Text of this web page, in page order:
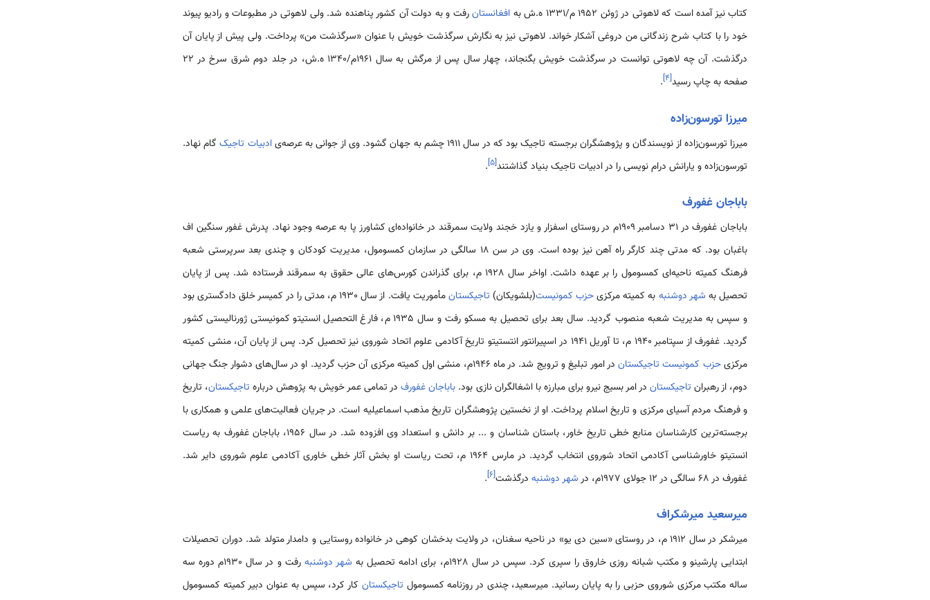
کتاب نیز آمده است که لاهوتی در ژوئن 1952 م/1331 ه.ش به
افغانستانرفت و به دولت آن کشور پناهنده شد. ولی لاهوتی در مطبوعات و رادیو پیوند
خود را با کتاب شرح زندگانی من دروغی آشکار خواند. لاهوتی نیز به نگارش سرگذشت خویش با عنوان «سرگذشت من» پرداخت. ولی پیش از پایان آن
درگذشت. آن چه لاهوتی توانست در سرگذشت خویش بگنجاند، چهار سال پس از مرگش به سال 1961م/1340 ه.ش، در جلد دوم شرق سرخ در 22
صفحه به چاپ رسید[۴]
.
میرزا تورسون‌زاده
میرزا تورسون‌زاده از نویسندگان و پژوهشگران برجسته تاجیک بود که در سال 1911 چشم به جهان گشود. وی از جوانی به عرصه‌ی ادبیات تاجیکگام نهاد.
تورسون‌زاده و یارانش درام نویسی را در ادبیات تاجیک بنیاد گذاشتند[۵]
.
باباجان غفورف
باباجان غفورف در 31 دسامبر 1909م در روستای اسفزار و یازد خجند ولایت سمرقند در خانواده‌ای کشاورز پا به عرصه وجود نهاد. پدرش غفور سنگین اف
باغبان بود. که مدتی چند کارگر راه آهن نیز بوده است. وی در سن 18 سالگی در سازمان کمسومول، مدیریت کودکان و چندی بعد سرپرستی شعبه
فرهنگ کمیته ناحیه‌ای کمسومول را بر عهده داشت. اواخر سال 1928 م، برای گذراندن کورس‌های عالی حقوق به سمرقند فرستاده شد. پس از پایان
تحصیل به شهر دوشنبه به کمیته مرکزیحزب کمونیست(بلشویکان) تاجیکستان
مأموریت یافت. از سال 1930 م، مدتی را در کمیسر خلق دادگستری بود
و سپس به مدیریت شعبه منصوب گردید. سال بعد برای تحصیل به مسکو رفت و سال 1935 م، فارغ التحصیل انستیتو کمونیستی ژورنالیستی کشور
گردید. غفورف از سپتامبر 1940 م، تا آوریل 1941 در اسپیرانتور انتستیتو تاریخ آکادمی علوم اتحاد شوروی نیز تحصیل کرد. پس از پایان آن، منشی کمیته
مرکزیحزب کمونیست تاجیکستان
در امور تبلیغ و ترویج شد. در ماه 1946م، منشی اول کمیته مرکزی آن حزب گردید. او در سال‌های دشوار جنگ جهانی
دوم، از رهبران تاجیکستان در امر بسیج نیرو برای مبارزه با اشغالگران نازی بود. باباجان غفورفدر تمامی عمر خویش به پژوهش درباره تاجیکستان، تاریخ
و فرهنگ مردم آسیای مرکزی و تاریخ اسلام پرداخت. او از نخستین پژوهشگران تاریخ مذهب اسماعیلیه است. در جریان فعالیت‌های علمی و همکاری با
برجسته‌ترین کارشناسان منابع خطی تاریخ خاور، باستان شناسان و ... بر دانش و استعداد وی افزوده شد. در سال 1956، باباجان غفورف به ریاست
انستیتو خاورشناسی آکادمی اتحاد شوروی انتخاب گردید. در مارس 1964 م، تحت ریاست او بخش آثار خطی خاوری آکادمی علوم شوروی دایر شد.
غفورف در 68 سالگی در 12 جولای 1977م، در
شهر دوشنبه درگذشت[۶]
.
میرسعید میرشکراف
میرشکر در سال 1912 م، در روستای «سین دی یو» در ناحیه سغنان، در ولایت بدخشان کوهی در خانواده روستایی و دامدار متولد شد. دوران تحصیلات
ابتدایی پارشینو و مکتب شبانه روزی خاروق را سپری کرد. سپس در سال 1928م، برای ادامه تحصیل به
شهر دوشنبه
رفت و در سال 1930م دوره سه
ساله مکتب مرکزی شوروی حزبی را به پایان رسانید. میرسعید، چندی در روزنامه کمسومول تاجیکستان کار کرد، سپس به عنوان دبیر کمیته کمسومول